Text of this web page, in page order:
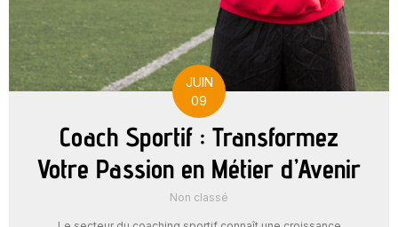
JUIN
09
Coach Sportif : Transformez
Votre Passion en Métier d’Avenir
Non classé